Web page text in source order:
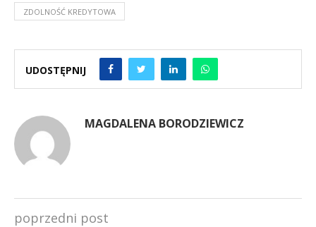
ZDOLNOŚĆ KREDYTOWA
UDOSTĘPNIJ
MAGDALENA BORODZIEWICZ
poprzedni post